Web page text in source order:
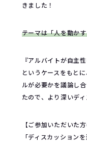
きました！
テーマは「人を動か
『アルバイトが自主
というケースをもと
ルが必要かを議論し
たので、より深いデ
【ご参加いただいた方
「ディスカッション